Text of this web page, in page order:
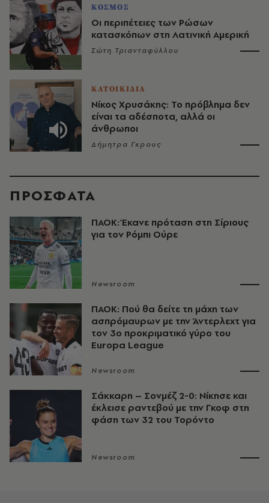
ΚΟΣΜΟΣ
Οι περιπέτειες των Ρώσων
κατασκόπων στη Λατινική Αμερική
Σώτη Τριανταφύλλου
ΚΑΤΟΙΚΙΔΙΑ
Νίκος Χρυσάκης: Το πρόβλημα δεν
είναι τα αδέσποτα, αλλά οι
άνθρωποι
Δήμητρα Γκρους
ΠΡΟΣΦΑΤΑ
ΠΑΟΚ: Έκανε πρόταση στη Σίριους
για τον Ρόμπι Ούρε
Newsroom
ΠΑΟΚ: Πού θα δείτε τη μάχη των
ασπρόμαυρων με την Άντερλεχτ για
τον 3ο προκριματικό γύρο του
Europa League
Newsroom
Σάκκαρη – Σονμέζ 2-0: Νίκησε και
έκλεισε ραντεβού με την Γκοφ στη
φάση των 32 του Τορόντο
Newsroom